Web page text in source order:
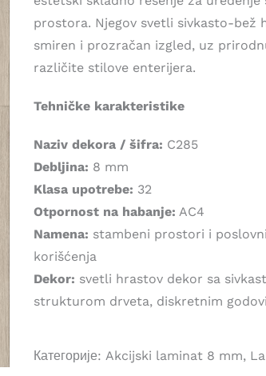
1.999,00 рсд.
prostora. Njegov svetli sivkasto-bež
smiren i prozračan izgled, uz
različite stilove enterijera.
Tehničke karakteristike
Naziv dekora / šifra: C285
Debljina: 8 mm
Klasa upotrebe: 32
Otpornost na habanje: AC4
Namena: stambeni prostori i
korišćenja
Dekor: svetli hrastov dekor sa
strukturom drveta, diskretnim
Категорије: Akcijski laminat 8 mm,